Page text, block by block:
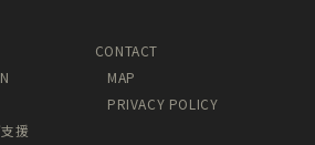
援
CONTACT
MAP
PRIVACY POLICY